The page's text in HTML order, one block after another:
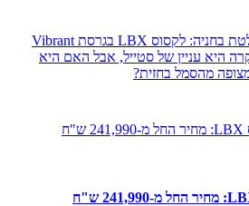
הכי קטנה במשפחה, הכי בולטת בחניה: לקסוס LBX בגרסת Vibrant
היא עניין של סטייל, אבל האם היא
מהסמל בחזית?